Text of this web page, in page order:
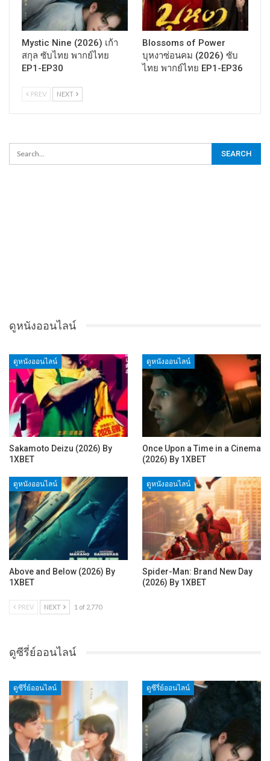
Mystic Nine (2026) เก้า
สกุล ซับไทย พากย์ไทย
EP1-EP30
Blossoms of Power
บุหงาซ่อนคม (2026) ซับ
ไทย พากย์ไทย EP1-EP36
PREV NEXT
ดูหนังออนไลน์
ดูหนังออนไลน์
Sakamoto Deizu (2026) By
1XBET
ดูหนังออนไลน์
Once Upon a Time in a Cinema
(2026) By 1XBET
ดูหนังออนไลน์
Above and Below (2026) By
1XBET
ดูหนังออนไลน์
Spider-Man: Brand New Day
(2026) By 1XBET
PREV NEXT 1 of 2,770
ดูซีรี่ย์ออนไลน์
ดูซีรี่ย์ออนไลน์ ดูซีรี่ย์ออนไลน์